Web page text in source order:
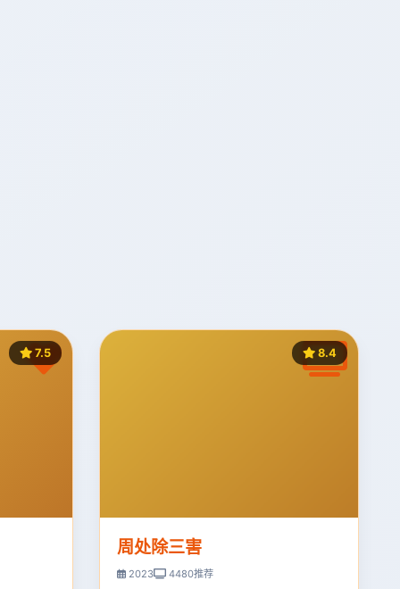
7.5 8.4
周处除三害
2023 4480推荐